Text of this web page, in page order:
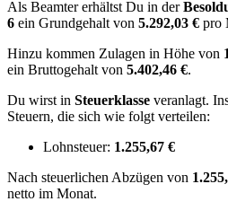
Als Beamter erhältst Du in der
6 ein Grundgehalt von 5.292,03 € pro
Hinzu kommen Zulagen in Höhe von
ein Bruttogehalt von 5.402,46 €.
Du wirst in Steuerklasse veranlagt.
Steuern, die sich wie folgt verteilen:
Lohnsteuer: 1.255,67 €
Nach steuerlichen Abzügen von
netto im Monat.